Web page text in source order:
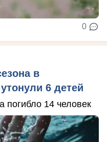
0
в
6 детей
погибло 14 человек